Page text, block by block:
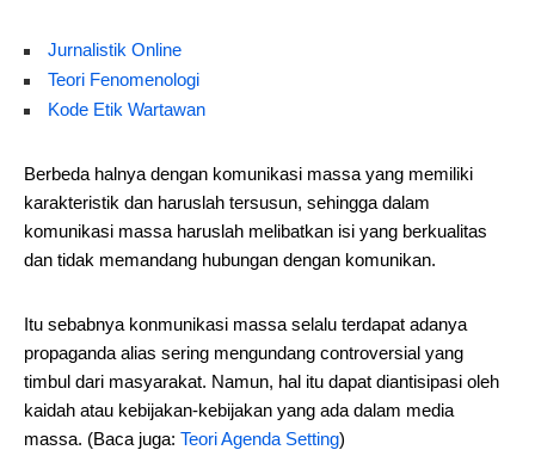
Jurnalistik Online
Teori Fenomenologi
Kode Etik Wartawan
Berbeda halnya dengan komunikasi massa yang memiliki
karakteristik dan haruslah tersusun, sehingga dalam
komunikasi massa haruslah melibatkan isi yang berkualitas
dan tidak memandang hubungan dengan komunikan.
Itu sebabnya konmunikasi massa selalu terdapat adanya
propaganda alias sering mengundang controversial yang
timbul dari masyarakat. Namun, hal itu dapat diantisipasi oleh
kaidah atau kebijakan-kebijakan yang ada dalam media
massa. (Baca juga: Teori Agenda Setting)